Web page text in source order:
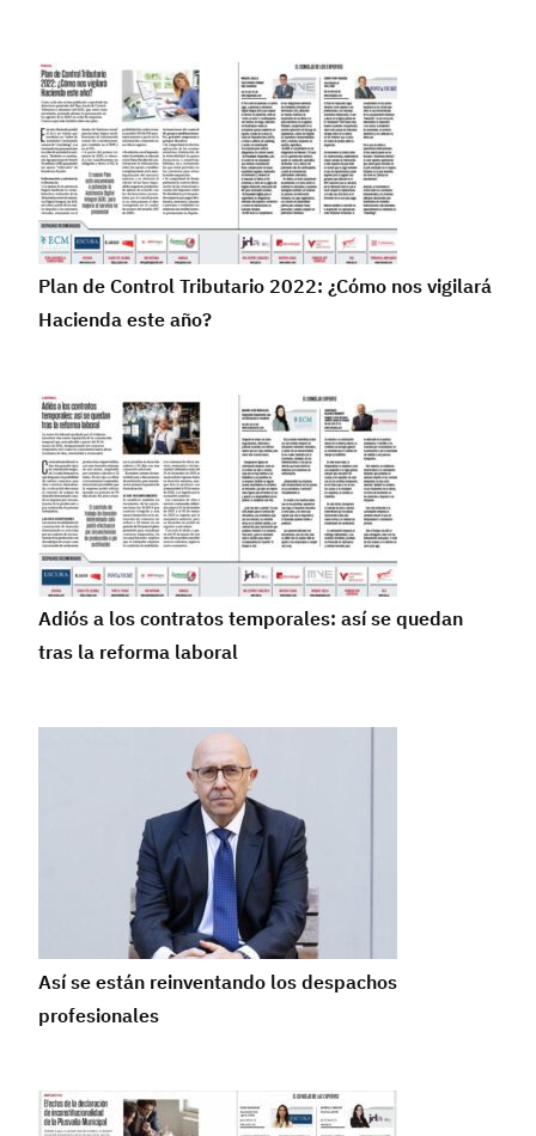
Plan de Control Tributario 2022: ¿Cómo nos vigilará
Hacienda este año?
Adiós a los contratos temporales: así se quedan
tras la reforma laboral
Así se están reinventando los despachos
profesionales